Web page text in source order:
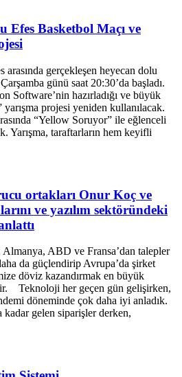
Efes Basketbol Maçı ve
gerçekleşen heyecan dolu
günü saat 20:30’da başladı.
Software’nin hazırladığı ve büyük
projesi yeniden kullanılacak.
“Yellow Soruyor” ile eğlenceli
Yarışma, taraftarların hem keyifli
ortakları Onur Koç ve
ve yazılım sektöründeki
Almanya, ABD ve Fransa’dan talepler
da güçlendirip Avrupa’da şirket
döviz kazandırmak en büyük
Teknoloji her geçen gün gelişirken,
döneminde çok daha iyi anladık.
kadar gelen siparişler derken,